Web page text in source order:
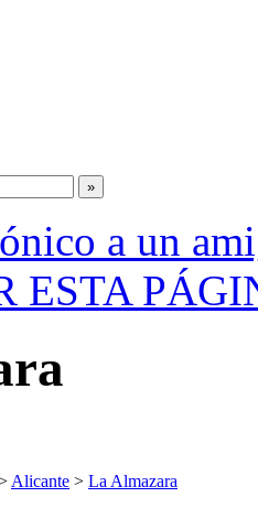
a un
ESTA
Alicante > La Almazara